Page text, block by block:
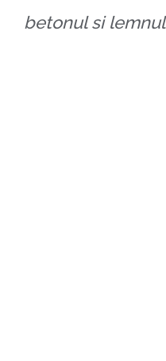
betonul si